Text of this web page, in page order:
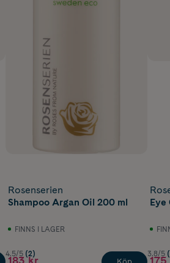
Rosenserien
Shampoo Argan Oil 200 ml
FINNS I LAGER
4.5/5 (2)
183 kr
Eye
3.8/5